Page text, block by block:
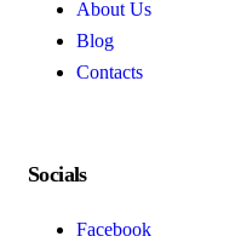
About Us
Blog
Contacts
Socials
Facebook